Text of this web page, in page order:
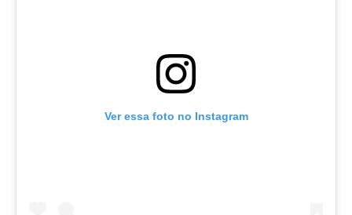
Ver essa foto no Instagram